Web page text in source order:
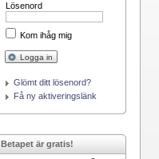
Lösenord
Kom ihåg mig
Logga in
Glömt ditt lösenord?
Få ny aktiveringslänk
Betapet är gratis!